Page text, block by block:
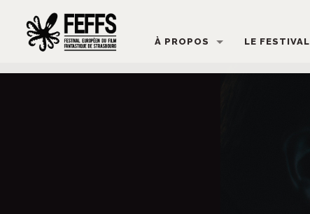
À PROPOS LE FESTIVAL